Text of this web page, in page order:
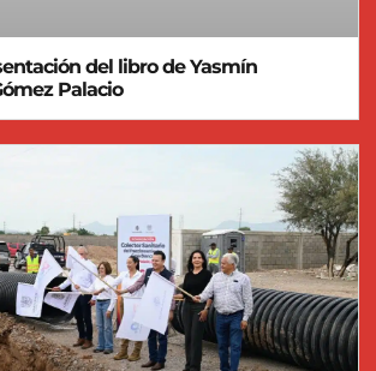
del libro de Yasmín
Palacio